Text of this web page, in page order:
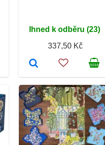
Ihned k odběru (23)
337,50 Kč